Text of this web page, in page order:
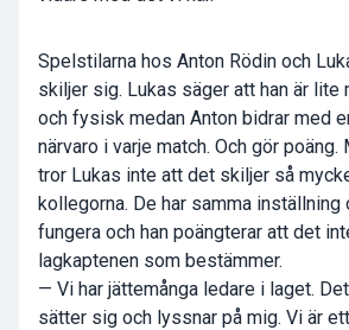
Spelstilarna hos Anton Rödin och
skiljer sig. Lukas säger att han är lite
och fysisk medan Anton bidrar med
närvaro i varje match. Och gör
tror Lukas inte att det skiljer så
kollegorna. De har samma inställning
fungera och han poängterar att det
lagkaptenen som bestämmer.
— Vi har jättemånga ledare i laget.
sätter sig och lyssnar på mig. Vi är